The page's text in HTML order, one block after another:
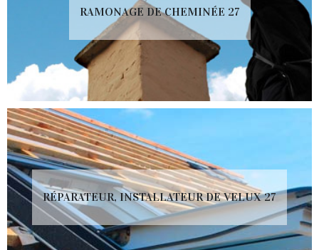
RAMONAGE DE CHEMINÉE 27
RÉPARATEUR, INSTALLATEUR DE VELUX 27